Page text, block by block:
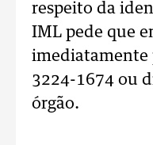
respeito da
IML pede que
imediatamente
3224-1674 ou
órgão.